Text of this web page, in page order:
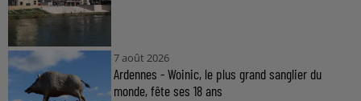
7 août 2026
Ardennes - Woinic, le plus grand sanglier du
monde, fête ses 18 ans